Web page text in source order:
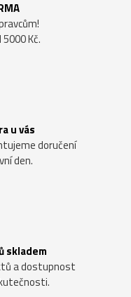
Kč.
u vás
doručení
den.
skladem
a dostupnost